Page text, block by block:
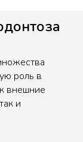
роль в
внешние
и